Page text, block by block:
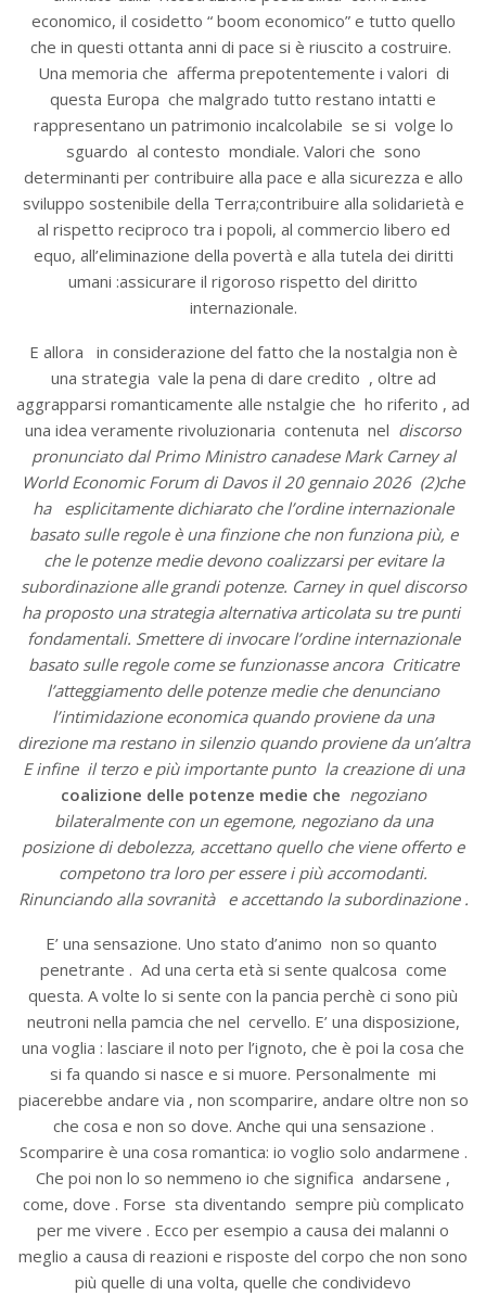
economico, il cosidetto “ boom economico” e tutto quello
che in questi ottanta anni di pace si è riuscito a costruire.
Una memoria che afferma prepotentemente i valori di
questa Europa che malgrado tutto restano intatti e
rappresentano un patrimonio incalcolabile se si volge lo
sguardo al contesto mondiale. Valori che sono
determinanti per contribuire alla pace e alla sicurezza e allo
sviluppo sostenibile della Terra;contribuire alla solidarietà e
al rispetto reciproco tra i popoli, al commercio libero ed
equo, all’eliminazione della povertà e alla tutela dei diritti
umani :assicurare il rigoroso rispetto del diritto
internazionale.
E allora in considerazione del fatto che la nostalgia non è
una strategia vale la pena di dare credito , oltre ad
aggrapparsi romanticamente alle nstalgie che ho riferito , ad
una idea veramente rivoluzionaria contenuta nel discorso
pronunciato dal Primo Ministro canadese Mark Carney al
World Economic Forum di Davos il 20 gennaio 2026 (2)che
ha esplicitamente dichiarato che l’ordine internazionale
basato sulle regole è una finzione che non funziona più, e
che le potenze medie devono coalizzarsi per evitare la
subordinazione alle grandi potenze. Carney in quel discorso
ha proposto una strategia alternativa articolata su tre punti
fondamentali. Smettere di invocare l’ordine internazionale
basato sulle regole come se funzionasse ancora Criticatre
l’atteggiamento delle potenze medie che denunciano
l’intimidazione economica quando proviene da una
direzione ma restano in silenzio quando proviene da un’altra
E infine il terzo e più importante punto la creazione di una
coalizione delle potenze medie che negoziano
bilateralmente con un egemone, negoziano da una
posizione di debolezza, accettano quello che viene offerto e
competono tra loro per essere i più accomodanti.
Rinunciando alla sovranità e accettando la subordinazione .
E’ una sensazione. Uno stato d’animo non so quanto
penetrante . Ad una certa età si sente qualcosa come
questa. A volte lo si sente con la pancia perchè ci sono più
neutroni nella pamcia che nel cervello. E’ una disposizione,
una voglia : lasciare il noto per l’ignoto, che è poi la cosa che
si fa quando si nasce e si muore. Personalmente mi
piacerebbe andare via , non scomparire, andare oltre non so
che cosa e non so dove. Anche qui una sensazione .
Scomparire è una cosa romantica: io voglio solo andarmene .
Che poi non lo so nemmeno io che significa andarsene ,
come, dove . Forse sta diventando sempre più complicato
per me vivere . Ecco per esempio a causa dei malanni o
meglio a causa di reazioni e risposte del corpo che non sono
più quelle di una volta, quelle che condividevo